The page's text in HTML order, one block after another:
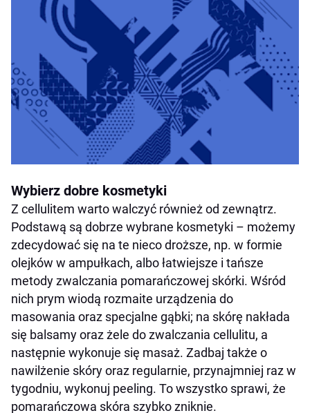
Wybierz dobre kosmetyki
Z cellulitem warto walczyć również od zewnątrz.
Podstawą są dobrze wybrane kosmetyki – możemy
zdecydować się na te nieco droższe, np. w formie
olejków w ampułkach, albo łatwiejsze i tańsze
metody zwalczania pomarańczowej skórki. Wśród
nich prym wiodą rozmaite urządzenia do
masowania oraz specjalne gąbki; na skórę nakłada
się balsamy oraz żele do zwalczania cellulitu, a
następnie wykonuje się masaż. Zadbaj także o
nawilżenie skóry oraz regularnie, przynajmniej raz w
tygodniu, wykonuj peeling. To wszystko sprawi, że
pomarańczowa skóra szybko zniknie.